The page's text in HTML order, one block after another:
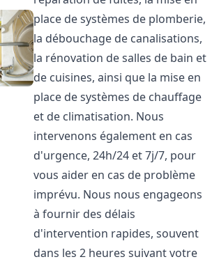
place de systèmes de plomberie,
la débouchage de canalisations,
la rénovation de salles de bain et
de cuisines, ainsi que la mise en
place de systèmes de chauffage
et de climatisation. Nous
intervenons également en cas
d'urgence, 24h/24 et 7j/7, pour
vous aider en cas de problème
imprévu. Nous nous engageons
à fournir des délais
d'intervention rapides, souvent
dans les 2 heures suivant votre